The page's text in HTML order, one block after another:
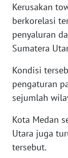
Kerusakan
berkorelasi
penyaluran
Sumatera
Kondisi
pengaturan
sejumlah
Kota Medan
Utara juga
tersebut.
WN
NTB
WN
SULTENG
WN
SULBAR